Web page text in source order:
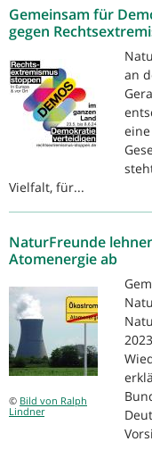
Gemeinsam für
gegen
an
Vielfalt, für...
NaturFreunde
Atomenergie ab
© Bild von Ralph
Lindner